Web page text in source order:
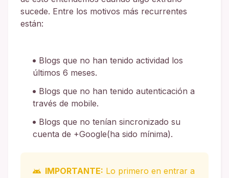
sucede. Entre los motivos más recurrentes
están:
Blogs que no han tenido actividad los
últimos 6 meses.
Blogs que no han tenido autenticación a
través de mobile.
Blogs que no tenían sincronizado su
cuenta de +Google(ha sido mínima).
IMPORTANTE: Lo primero en entrar a